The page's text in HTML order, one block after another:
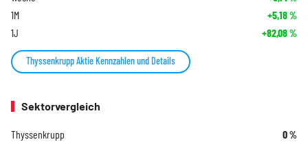
1M +5,18%
1J +82,08%
Thyssenkrupp Aktie Kennzahlen und Details
Sektorvergleich
Thyssenkrupp 0%